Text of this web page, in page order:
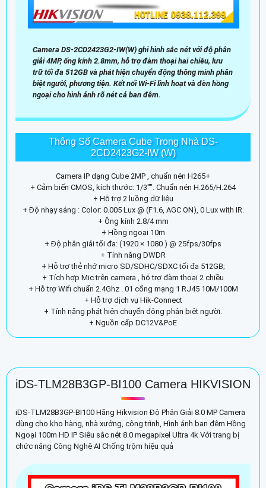
Camera DS-2CD2423G2-IW(W) ghi hình sắc nét với độ phân
giải 4MP, ống kính 2.8mm, hỗ trợ đàm thoại hai chiều, lưu
trữ tối đa 512GB và phát hiện chuyển động thông minh phân
biệt người, phương tiện. Kết nối Wi-Fi linh hoạt và đèn hồng
ngoại cho hình ảnh rõ nét cả ban đêm.
Thông Số Camera Cube Trong Nhà DS-
2CD2423G2-IW (W)
Camera IP dạng Cube 2MP , chuẩn nén H265+
+ Cảm biến CMOS, kích thước: 1/3"". Chuẩn nén H.265/H.264
+ Hỗ trợ 2 luồng dữ liệu
+ Độ nhạy sáng : Color: 0.005 Lux @ (F1.6, AGC ON), 0 Lux with IR.
+ Ông kính 2.8/4 mm
+ Hồng ngoại 10m
+ Độ phân giải tối đa: (1920 × 1080 ) @ 25fps/30fps
+ Tính năng DWDR
+ Hỗ trợ thẻ nhớ micro SD/SDHC/SDXC tối đa 512GB;
+ Tích hợp Mic trên camera , hỗ trợ đàm thoại 2 chiều
+ Hỗ trợ Wifi chuẩn 2.4Ghz . 01 cổng mạng 1 RJ45 10M/100M
+ Hỗ trợ dịch vụ Hik-Connect
+ Tính năng phát hiện chuyển động phân biệt người.
+ Nguồn cấp DC12V&PoE
iDS-TLM28B3GP-BI100 Camera HIKVISION
iDS-TLM28B3GP-BI100 Hãng Hikvision Độ Phân Giải 8.0 MP Camera
dùng cho kho hàng, nhà xưởng, công trình, Hình ảnh ban đêm Hồng
Ngoại 100m HD IP Siêu sắc nét 8.0 megapixel Ultra 4k Với trang bị
chức năng Công Nghệ AI Chống trộm hiệu quả